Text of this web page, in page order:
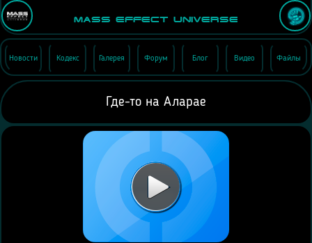
Mass Effect Universe
Новости Кодекс Галерея Форум Блог Видео Файлы
Где-то на Аларае